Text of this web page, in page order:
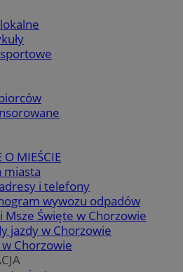
O MIEŚCIE
miasta
i telefony
wywozu odpadów
Msze Święte w Chorzowie
jazdy w Chorzowie
Chorzowie